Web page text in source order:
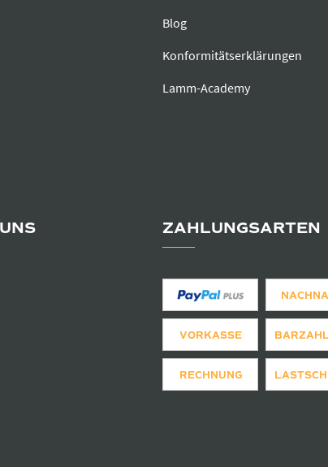
Blog
Konformitätserklärungen
Lamm-Academy
ZAHLUNGSARTEN
VORKASSE
RECHNUNG